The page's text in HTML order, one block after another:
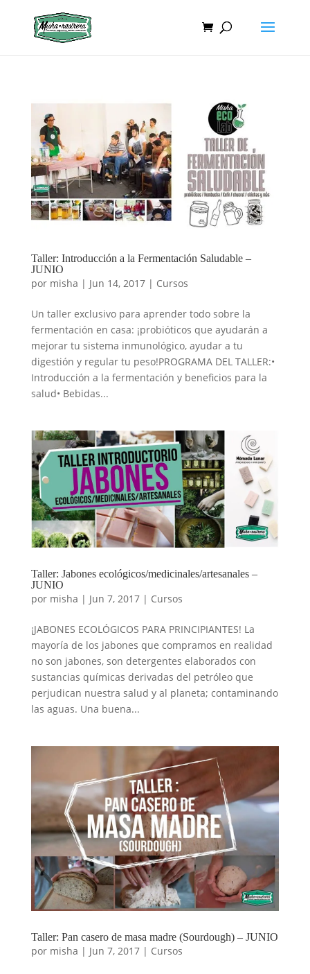
Taller: Introducción a la Fermentación Saludable –
JUNIO
por misha | Jun 14, 2017| Cursos
Un taller exclusivo para aprender todo sobre la
fermentación en casa: ¡probióticos que ayudarán a
mejorar tu sistema inmunológico, ayudar a tu
digestión y regular tu peso!PROGRAMA DEL TALLER:•
Introducción a la fermentación y beneficios para la
salud• Bebidas...
Taller: Jabones ecológicos/medicinales/artesanales –
JUNIO
por misha | Jun 7, 2017| Cursos
¡JABONES ECOLÓGICOS PARA PRINCIPIANTES! La
mayoría de los jabones que compramos en realidad
no son jabones, son detergentes elaborados con
sustancias químicas derivadas del petróleo que
perjudican nuestra salud y al planeta; contaminando
las aguas. Una buena...
Taller: Pan casero de masa madre (Sourdough) – JUNIO
por misha | Jun 7, 2017| Cursos